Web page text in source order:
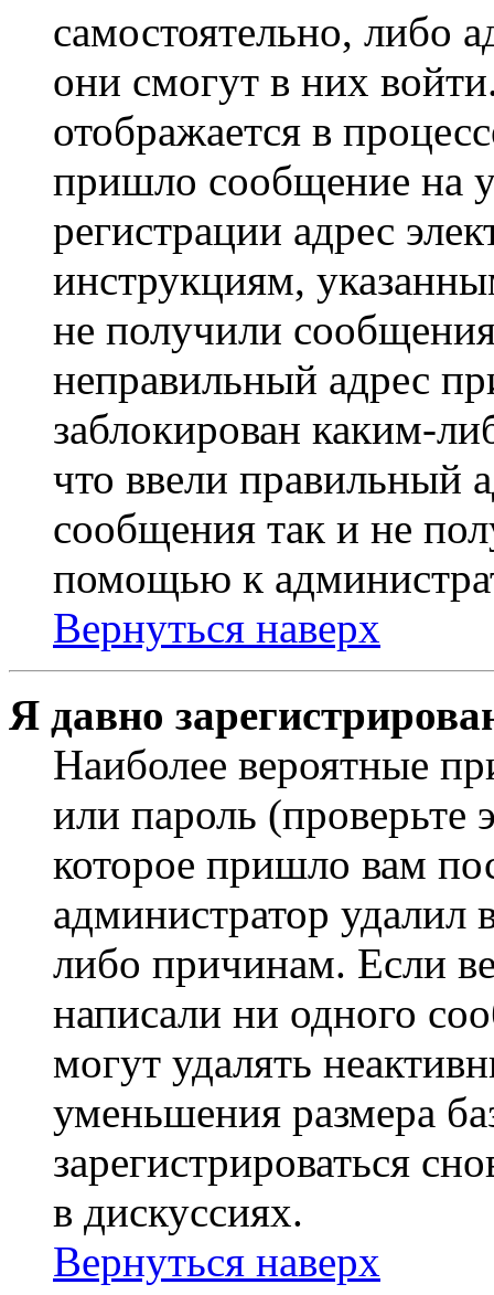
самостоятельно, либо
они смогут в них
отображается в
пришло сообщение на
регистрации адрес
инструкциям,
не получили
неправильный адрес
заблокирован каким-
что ввели правильный
сообщения так и не
помощью к
Вернуться наверх
Я давно
Наиболее вероятные
или пароль (проверьте
которое пришло вам
администратор
либо причинам. Если
написали ни одного
могут удалять
уменьшения размера
зарегистрироваться
в дискуссиях.
Вернуться наверх